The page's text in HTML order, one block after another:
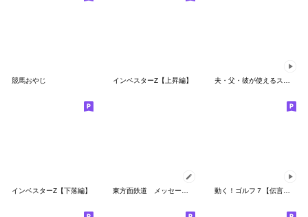
競馬おやじ インベスターZ【上昇編】
インベスターZ【下落編】 東方面鉄道 メッセージスタンプ 動く！ゴルフ７【伝言附箋】